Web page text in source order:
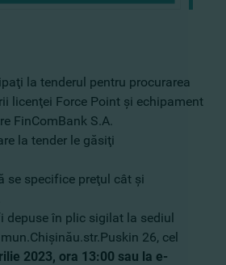
la tenderul pentru procurarea
licenţei Force Point şi echipament
FinComBank S.A.
la tender le găsiţi
se specifice preţul cât şi
depuse în plic sigilat la sediul
26, cel
2023, ora 13:00 sau la e-